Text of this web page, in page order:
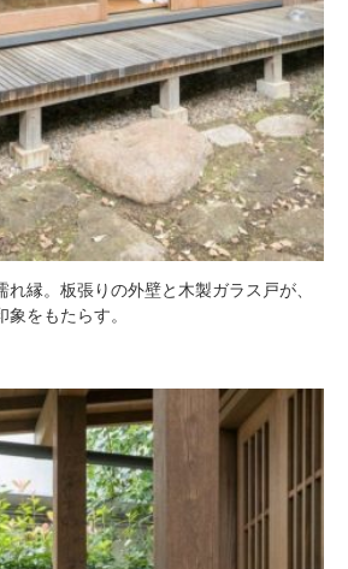
縁。板張りの外壁と木製ガラス戸が、
をもたらす。